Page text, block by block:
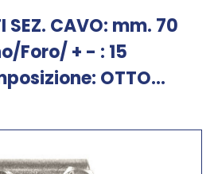
SEZ. CAVO: mm. 70
Foro/ + - : 15
OTTO...